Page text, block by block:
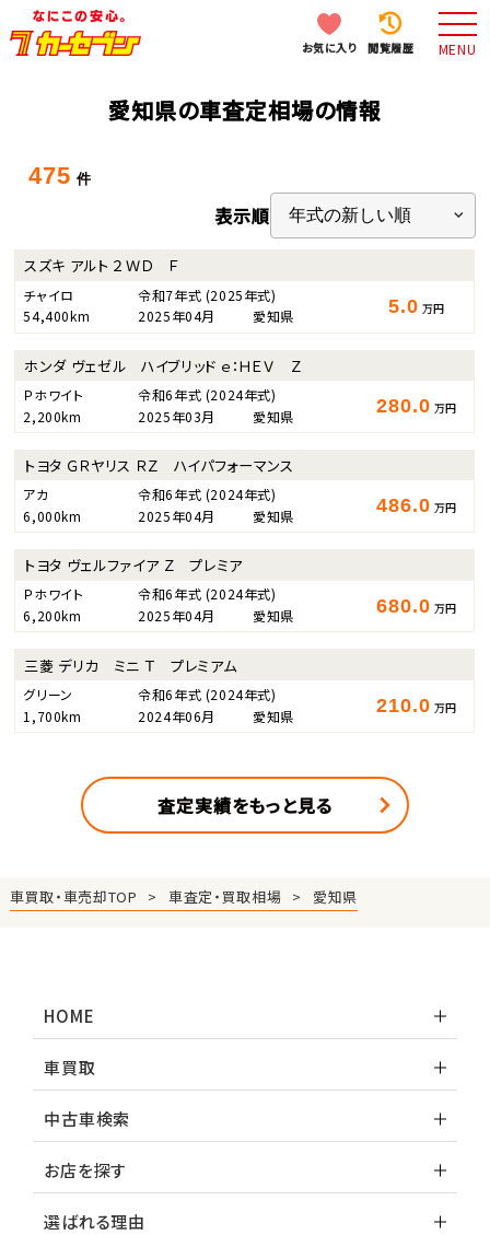
お気に入り 閲覧履歴 MENU
愛知県の車査定相場の情報
475 件
表示順
スズキ アルト ２ＷＤ Ｆ
チャイロ 令和7年式 (2025年式)
54,400km
2025年04月 愛知県 5.0 万円
ホンダ ヴェゼル ハイブリッド ｅ：ＨＥＶ Ｚ
Ｐホワイト 令和6年式 (2024年式)
2,200km
2025年03月 愛知県 280.0 万円
トヨタ ＧＲヤリス ＲＺ ハイパフォーマンス
アカ 令和6年式 (2024年式)
6,000km
2025年04月 愛知県 486.0 万円
トヨタ ヴェルファイア Ｚ プレミア
Ｐホワイト 令和6年式 (2024年式)
6,200km
2025年04月 愛知県 680.0 万円
三菱 デリカ ミニ Ｔ プレミアム
グリーン 令和6年式 (2024年式)
1,700km
2024年06月 愛知県 210.0 万円
査定実績をもっと見る
車買取・車売却TOP 車査定・買取相場 愛知県
HOME
車買取
中古車検索
お店を探す
選ばれる理由